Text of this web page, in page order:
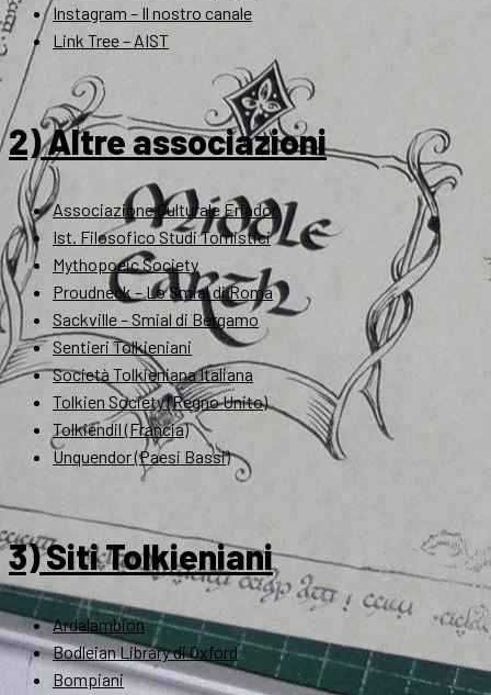
Instagram – Il nostro canale
Link Tree – AIST
2) Altre associazioni
Associazione Culturale Eriador
Ist. Filosofico Studi Tomistici
Mythopoeic Society
Proudneck – Lo Smial di Roma
Sackville – Smial di Bergamo
Sentieri Tolkieniani
Società Tolkieniana Italiana
Tolkien Society (Regno Unito)
Tolkiendil (Francia)
Unquendor (Paesi Bassi)
3) Siti Tolkieniani
Ardalambion
Bodleian Library di Oxford
Bompiani